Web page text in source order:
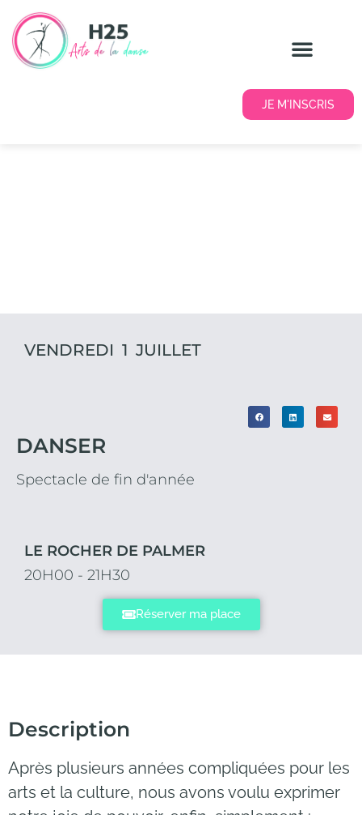
JE M'INSCRIS
VENDREDI 1 JUILLET
DANSER
Spectacle de fin d'année
LE ROCHER DE PALMER
20H00 - 21H30
Réserver ma place
Description
Après plusieurs années compliquées pour les
arts et la culture, nous avons voulu exprimer